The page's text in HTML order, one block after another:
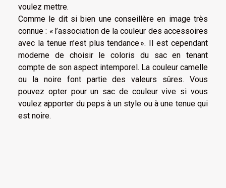
voulez mettre.
Comme le dit si bien une conseillère en image très
connue : « l’association de la couleur des accessoires
avec la tenue n’est plus tendance ». Il est cependant
moderne de choisir le coloris du sac en tenant
compte de son aspect intemporel. La couleur camelle
ou la noire font partie des valeurs sûres. Vous
pouvez opter pour un sac de couleur vive si vous
voulez apporter du peps à un style ou à une tenue qui
est noire.